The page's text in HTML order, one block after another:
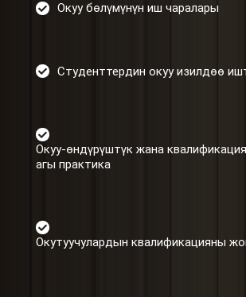
Окуу бөлүмүнүн иш чаралары
Студенттердин окуу изилдөө
Окуу-өндүрүштүк жана
агы практика
Окутуучулардын квалификацияны